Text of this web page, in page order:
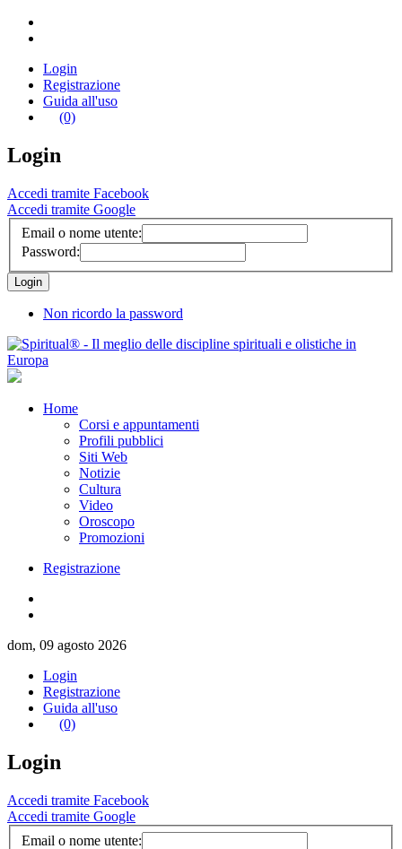
Login
Registrazione
Guida all'uso
(0)
Login
Accedi tramite Facebook
Accedi tramite Google
Email o nome utente:
Password:
Non ricordo la password
Home
Corsi e appuntamenti
Profili pubblici
Siti Web
Notizie
Cultura
Video
Oroscopo
Promozioni
Registrazione
dom, 09 agosto 2026
Login
Registrazione
Guida all'uso
(0)
Login
Accedi tramite Facebook
Accedi tramite Google
Email o nome utente: